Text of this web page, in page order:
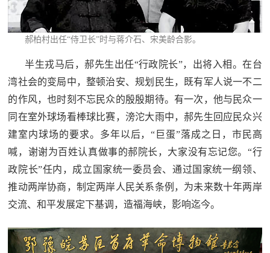
郝柏村出任“侍卫长”时与蒋介石、宋美龄合影。
半生戎马后，郝先生出任“行政院长”，出将入相。在台
湾社会的变局中，整顿治安、规划民生，既有军人说一不二
的作风，也时刻不忘民众的殷殷期待。有一次，他与民众一
同在室外球场看棒球比赛，滂沱大雨中，郝先生回应民众兴
建室内球场的要求。多年以后，“巨蛋”落成之日，市民高
喊，谢谢为百姓认真做事的郝院长，大家没有忘记您。“行
政院长”任内，成立国家统一委员会、通过国家统一纲领、
推动两岸协商，制定两岸人民关系条例，为未来数十年两岸
交流、和平发展定下基调，造福海峡，影响迄今。